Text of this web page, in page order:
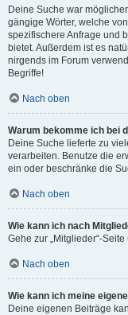
Deine Suche war
gängige Wörter, welche
spezifischere Anfrage und
bietet. Außerdem ist es
nirgends im Forum
Begriffe!
Nach oben
Warum bekomme ich bei
Deine Suche lieferte zu
verarbeiten. Benutze die
ein oder beschränke die
Nach oben
Wie kann ich nach
Gehe zur „Mitglieder“-
Nach oben
Wie kann ich meine
Deine eigenen Beiträge